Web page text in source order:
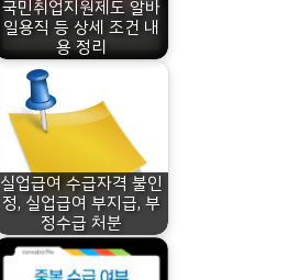
국민취업지원제도 알바
일용직 등 상세 조건 내
용 정리
실업급여 수급자격 불인
정, 실업급여 부지급, 부
정수급 처분